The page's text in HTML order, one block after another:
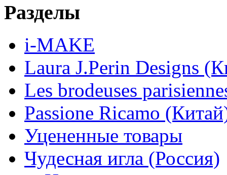
Разделы
i-MAKE
Laura J.Perin Designs
Les brodeuses
Passione Ricamo
Уцененные товары
Чудесная игла (Россия)